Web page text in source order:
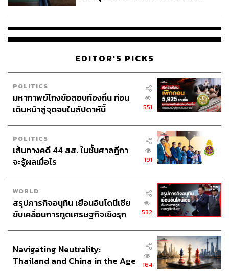
EDITOR'S PICKS
POLITICS
มหากาพย์โกงข้อสอบท้องถิ่น ก่อน
เดินหน้าสู่จุดจบในสัปดาห์นี้
551
POLITICS
เส้นทางคดี 44 สส. ในชั้นศาลฎีกา
จะรู้ผลเมื่อไร
191
WORLD
สรุปภารกิจอนุทิน เยือนอินโดนีเซีย
ขับเคลื่อนการทูตเศรษฐกิจเชิงรุก
532
Navigating Neutrality:
Thailand and China in the Age
164